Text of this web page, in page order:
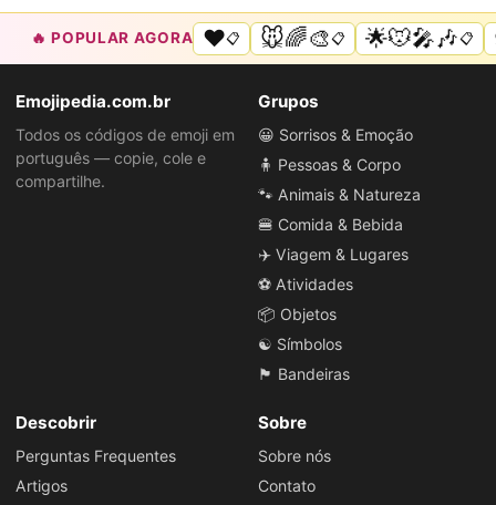
🔥 POPULAR AGORA ❤️📋 🐭🌈🎨📋 🌟🐭🎤🎶📋
Emojipedia.com.br
Todos os códigos de emoji em
português — copie, cole e
compartilhe.
Grupos
😀 Sorrisos & Emoção
🧍 Pessoas & Corpo
🐾 Animais & Natureza
🍔 Comida & Bebida
✈️ Viagem & Lugares
⚽ Atividades
📦 Objetos
☯️ Símbolos
🏴 Bandeiras
Descobrir
Perguntas Frequentes
Artigos
Sobre
Sobre nós
Contato